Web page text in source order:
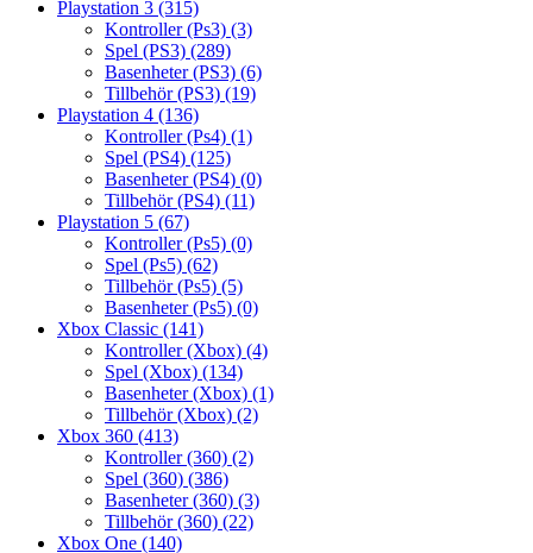
Playstation 3 (315)
Kontroller (Ps3) (3)
Spel (PS3) (289)
Basenheter (PS3) (6)
Tillbehör (PS3) (19)
Playstation 4 (136)
Kontroller (Ps4) (1)
Spel (PS4) (125)
Basenheter (PS4) (0)
Tillbehör (PS4) (11)
Playstation 5 (67)
Kontroller (Ps5) (0)
Spel (Ps5) (62)
Tillbehör (Ps5) (5)
Basenheter (Ps5) (0)
Xbox Classic (141)
Kontroller (Xbox) (4)
Spel (Xbox) (134)
Basenheter (Xbox) (1)
Tillbehör (Xbox) (2)
Xbox 360 (413)
Kontroller (360) (2)
Spel (360) (386)
Basenheter (360) (3)
Tillbehör (360) (22)
Xbox One (140)